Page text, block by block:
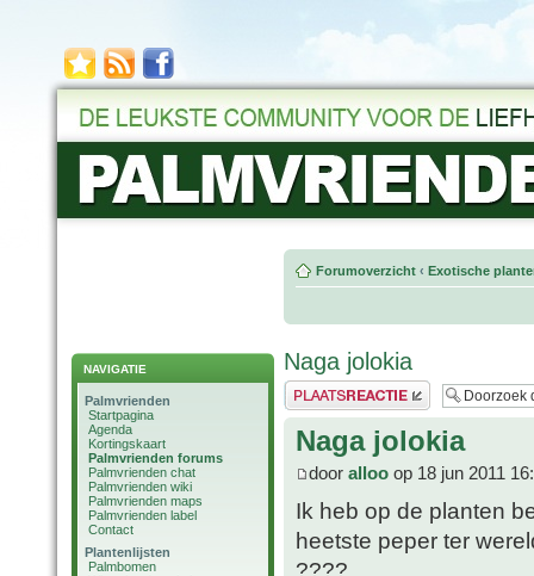
NAVIGATIE
Palmvrienden
Startpagina
Agenda
Kortingskaart
Palmvrienden forums
Palmvrienden chat
Palmvrienden wiki
Palmvrienden maps
Palmvrienden label
Contact
Plantenlijsten
Palmbomen
Forumoverzicht ‹ Exotische
Naga jolokia
Plaats een reactie
Naga jolokia
door alloo op 18 jun 2011
Ik heb op de planten
heetste peper ter
????